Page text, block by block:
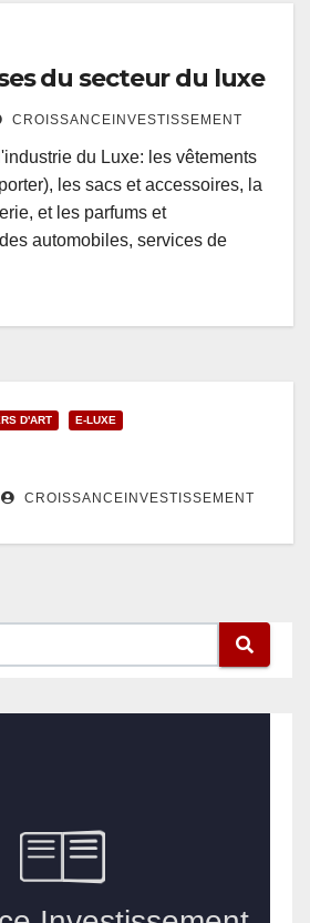
du secteur du luxe
CROISSANCEINVESTISSEMENT
du Luxe: les vêtements
les sacs et accessoires, la
et les parfums et
automobiles, services de
D'ART E-LUXE
CROISSANCEINVESTISSEMENT